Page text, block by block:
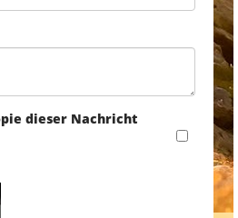
dieser Nachricht